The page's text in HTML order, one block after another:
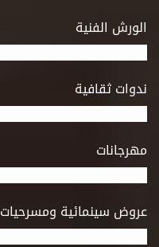
الورش الفنية
ندوات ثقافية
مهرجانات
عروض سينمائية ومسرحيات